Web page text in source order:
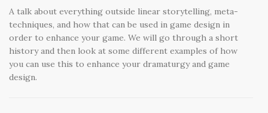
A talk about everything outside linear storytelling, meta-
techniques, and how that can be used in game design in
order to enhance your game. We will go through a short
history and then look at some different examples of how
you can use this to enhance your dramaturgy and game
design.